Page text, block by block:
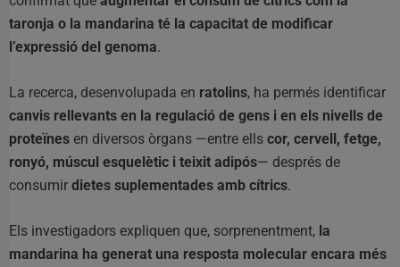
taronja o la mandarina té la capacitat de modificar
l’expressió del genoma.
La recerca, desenvolupada en ratolins, ha permés identificar
canvis rellevants en la regulació de gens i en els nivells de
proteïnes en diversos òrgans —entre ells cor, cervell, fetge,
ronyó, múscul esquelètic i teixit adipós— després de
consumir dietes suplementades amb cítrics.
Els investigadors expliquen que, sorprenentment, la
mandarina ha generat una resposta molecular encara més